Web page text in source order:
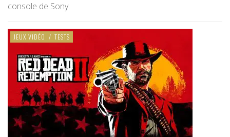
console de Sony.
JEUX VIDÉO / TESTS